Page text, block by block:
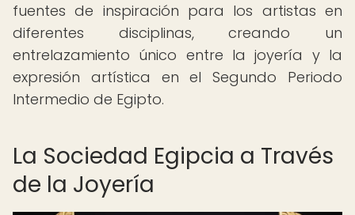
fuentes de inspiración para los artistas en
diferentes disciplinas, creando un
entrelazamiento único entre la joyería y la
expresión artística en el Segundo Periodo
Intermedio de Egipto.
La Sociedad Egipcia a Través
de la Joyería